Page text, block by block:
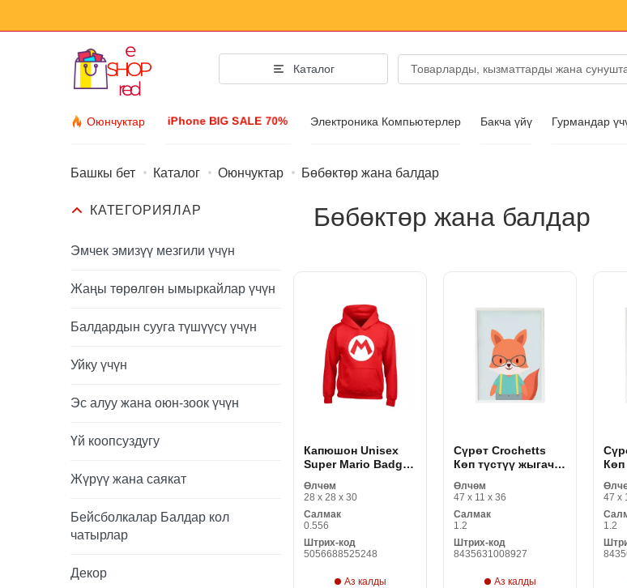
Каталог
Оюнчуктар iPhone BIG SALE 70% Электроника Компьютерлер Бакча үйү Гурмандар
Мода Аксессуары
Кийим-кече жана бут кийим
Кол сааттары
Башкы бет Каталог Оюнчуктар Бөбөктөр жана балдар
КАТЕГОРИЯЛАР
Эмчек эмизүү мезгили үчүн
Жаңы төрөлгөн ымыркайлар үчүн
Балдардын сууга түшүүсү үчүн
Уйку үчүн
Эс алуу жана оюн-зоок үчүн
Үй коопсуздугу
Жүрүү жана саякат
Бейсболкалар Балдар кол
чатырлар
Декор
Бөбөктөр жана балдар
Капюшон Unisex
Super Mario Badge
Өлчөм
28 x 28 x 30
Салмак
0.556
Штрих-код
5056688525248
Аз калды
Сүрөт Crochetts
Көп түстүү жыгач
түлкү
Өлчөм
47 x 11 x 36
Салмак
1.2
Штрих-код
8435631008927
Аз калды
Көп
пил
47 x
1.2